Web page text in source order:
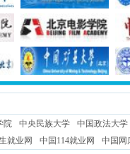
院 中央民族大学
中国政法大学
就业网 中国114就业网 中国网